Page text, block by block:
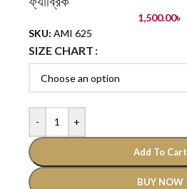
1,500.00৳
SKU: AMI 625
SIZE CHART
- +
Add To Cart
BUY NOW